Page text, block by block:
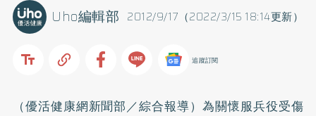
2012/9/17（2022/3/15 18:14更新）
Uho編輯部
追蹤訂閱
（優活健康網新聞部／綜合報導）為關懷服兵役受傷